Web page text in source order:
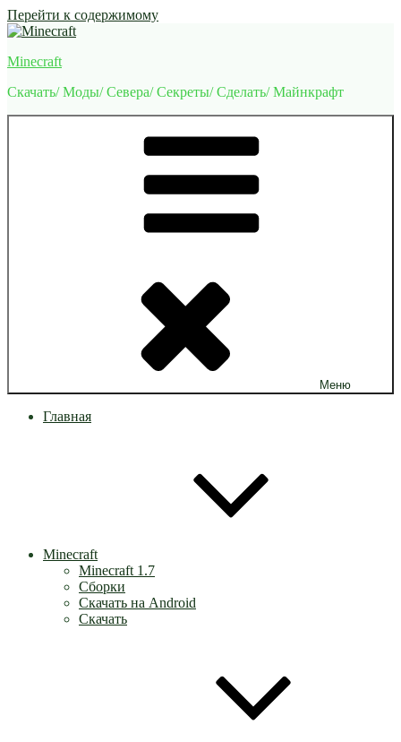
Перейти к содержимому
Minecraft
Скачать/ Моды/ Севера/ Секреты/ Сделать/ Майнкрафт
Меню
Главная
Minecraft
Minecraft 1.7
Сборки
Скачать на Android
Скачать